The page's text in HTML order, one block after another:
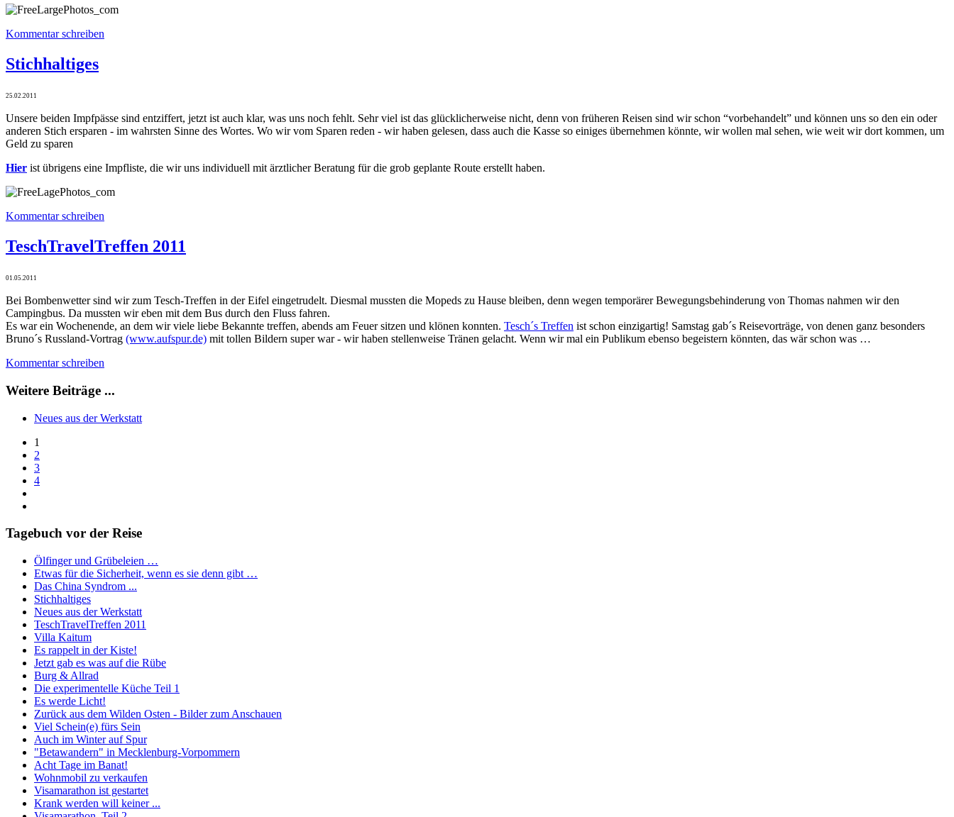
Kommentar schreiben
Stichhaltiges
25.02.2011
Unsere beiden Impfpässe sind entziffert, jetzt ist auch klar, was uns noch fehlt. Sehr viel ist das glücklicherweise nicht, denn von früheren Reisen sind wir schon “vorbehandelt” und können uns so den ein oder
anderen Stich ersparen - im wahrsten Sinne des Wortes. Wo wir vom Sparen reden - wir haben gelesen, dass auch die Kasse so einiges übernehmen könnte, wir wollen mal sehen, wie weit wir dort kommen, um
Geld zu sparen
Hier ist übrigens eine Impfliste, die wir uns individuell mit ärztlicher Beratung für die grob geplante Route erstellt haben.
Kommentar schreiben
TeschTravelTreffen 2011
01.05.2011
Bei Bombenwetter sind wir zum Tesch-Treffen in der Eifel eingetrudelt. Diesmal mussten die Mopeds zu Hause bleiben, denn wegen temporärer Bewegungsbehinderung von Thomas nahmen wir den
Campingbus. Da mussten wir eben mit dem Bus durch den Fluss fahren.
Es war ein Wochenende, an dem wir viele liebe Bekannte treffen, abends am Feuer sitzen und klönen konnten. Tesch´s Treffen ist schon einzigartig! Samstag gab´s Reisevorträge, von denen ganz besonders
Bruno´s Russland-Vortrag (www.aufspur.de) mit tollen Bildern super war - wir haben stellenweise Tränen gelacht. Wenn wir mal ein Publikum ebenso begeistern könnten, das wär schon was …
Kommentar schreiben
Weitere Beiträge ...
Neues aus der Werkstatt
1
2
3
4
Tagebuch vor der Reise
Ölfinger und Grübeleien …
Etwas für die Sicherheit, wenn es sie denn gibt …
Das China Syndrom ...
Stichhaltiges
Neues aus der Werkstatt
TeschTravelTreffen 2011
Villa Kaitum
Es rappelt in der Kiste!
Jetzt gab es was auf die Rübe
Burg & Allrad
Die experimentelle Küche Teil 1
Es werde Licht!
Zurück aus dem Wilden Osten - Bilder zum Anschauen
Viel Schein(e) fürs Sein
Auch im Winter auf Spur
"Betawandern" in Mecklenburg-Vorpommern
Acht Tage im Banat!
Wohnmobil zu verkaufen
Visamarathon ist gestartet
Krank werden will keiner ...